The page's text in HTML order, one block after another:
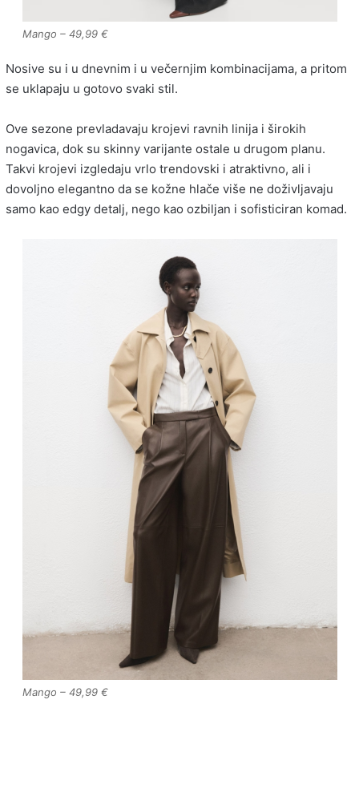
Mango – 49,99 €
Nosive su i u dnevnim i u večernjim kombinacijama, a pritom
se uklapaju u gotovo svaki stil.
Ove sezone prevladavaju krojevi ravnih linija i širokih
nogavica, dok su skinny varijante ostale u drugom planu.
Takvi krojevi izgledaju vrlo trendovski i atraktivno, ali i
dovoljno elegantno da se kožne hlače više ne doživljavaju
samo kao edgy detalj, nego kao ozbiljan i sofisticiran komad.
Mango – 49,99 €